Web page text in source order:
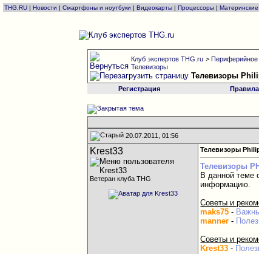
THG.RU | Новости | Смартфоны и ноутбуки | Видеокарты | Процессоры |
Клуб экспертов THG.ru >Периферийное
Телевизоры
Телевизоры
Регистрация
20.07.2011, 01:56
Krest33
Ветеран клуба THG
Телевизоры
Телевизоры
В данной теме
информацию.
Советы и
maks75 -
manner -
Советы и
Krest33 -